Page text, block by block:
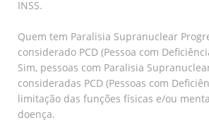
INSS.
Quem tem Paralisia Supranuclear
considerado PCD (Pessoa com
Sim, pessoas com Paralisia
consideradas PCD (Pessoas com
limitação das funções físicas e/ou
doença.